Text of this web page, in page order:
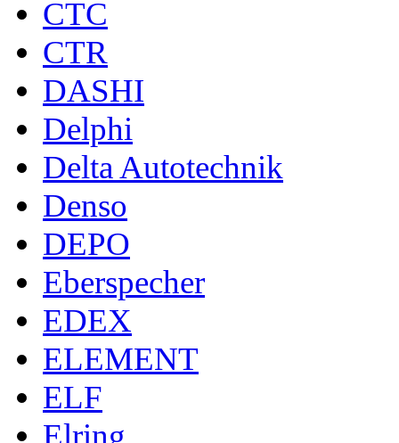
CTC
CTR
DASHI
Delphi
Delta Autotechnik
Denso
DEPO
Eberspecher
EDEX
ELEMENT
ELF
Elring